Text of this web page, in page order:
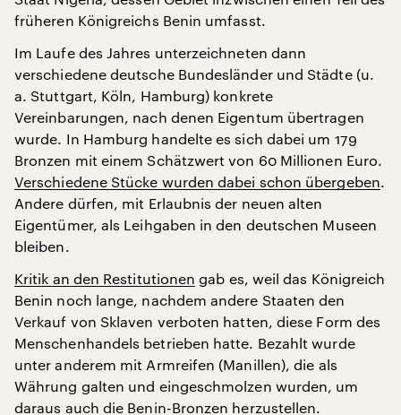
früheren Königreichs Benin umfasst.
Im Laufe des Jahres unterzeichneten dann
verschiedene deutsche Bundesländer und Städte (u.
a. Stuttgart, Köln, Hamburg) konkrete
Vereinbarungen, nach denen Eigentum übertragen
wurde. In Hamburg handelte es sich dabei um 179
Bronzen mit einem Schätzwert von 60 Millionen Euro.
Verschiedene Stücke wurden dabei schon übergeben.
Andere dürfen, mit Erlaubnis der neuen alten
Eigentümer, als Leihgaben in den deutschen Museen
bleiben.
Kritik an den Restitutionen gab es, weil das Königreich
Benin noch lange, nachdem andere Staaten den
Verkauf von Sklaven verboten hatten, diese Form des
Menschenhandels betrieben hatte. Bezahlt wurde
unter anderem mit Armreifen (Manillen), die als
Währung galten und eingeschmolzen wurden, um
daraus auch die Benin-Bronzen herzustellen.